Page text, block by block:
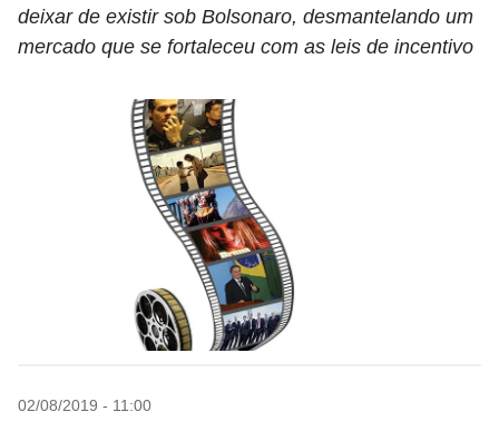
deixar de existir sob Bolsonaro, desmantelando um
mercado que se fortaleceu com as leis de incentivo
02/08/2019 - 11:00